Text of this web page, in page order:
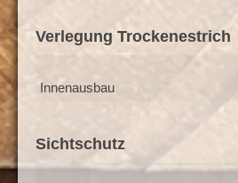
Verlegung Trockenestrich
Innenausbau
Sichtschutz